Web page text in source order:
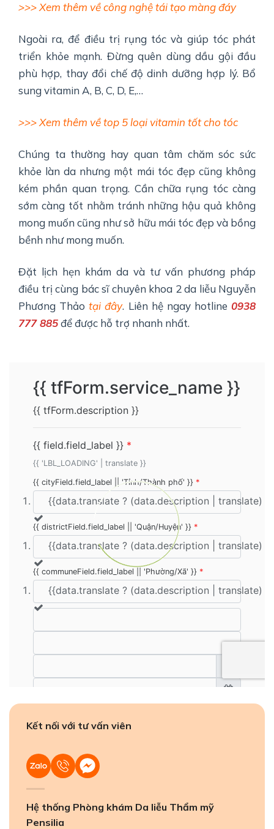
>>> Xem thêm về công nghệ tái tạo màng đáy
Ngoài ra, để điều trị rụng tóc và giúp tóc phát
triển khỏe mạnh. Đừng quên dùng dầu gội đầu
phù hợp, thay đổi chế độ dinh dưỡng hợp lý. Bổ
sung vitamin A, B, C, D, E,…
>>> Xem thêm về top 5 loại vitamin tốt cho tóc
Chúng ta thường hay quan tâm chăm sóc sức
khỏe làn da nhưng một mái tóc đẹp cũng không
kém phần quan trọng. Cần chữa rụng tóc càng
sớm càng tốt nhằm tránh những hậu quả không
mong muốn cũng như sở hữu mái tóc đẹp và bồng
bềnh như mong muốn.
Đặt lịch hẹn khám da và tư vấn phương pháp
điều trị cùng bác sĩ chuyên khoa 2 da liễu Nguyễn
Phương Thảo tại đây. Liên hệ ngay hotline 0938
777 885để được hỗ trợ nhanh nhất.
Kết nối với tư vấn viên
Hệ thống Phòng khám Da liễu Thẩm mỹ
Pensilia